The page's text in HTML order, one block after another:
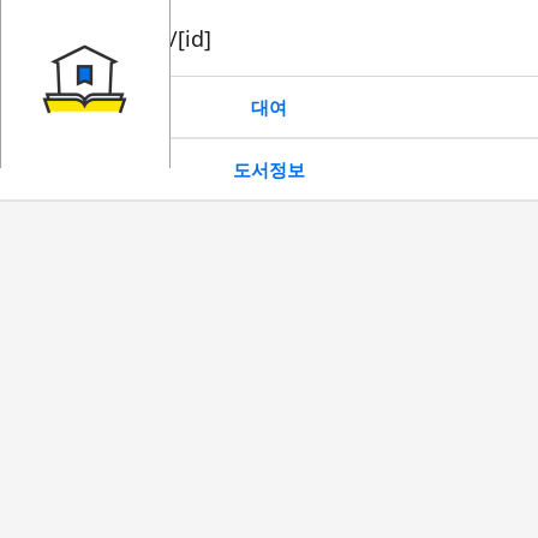
book/rent/[id]
대여
도서정보